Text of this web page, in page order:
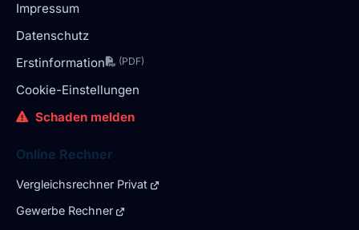
Impressum
Datenschutz
Erstinformation
(PDF)
Cookie-Einstellungen
Schaden melden
Online Rechner
Vergleichsrechner Privat
Gewerbe Rechner